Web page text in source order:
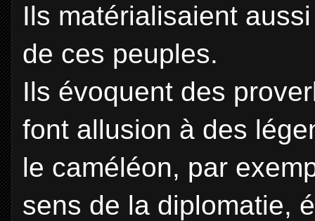
Ils matérialisaient
de ces peuples.
Ils évoquent des
font allusion à des
le caméléon, par
sens de la diplomatie,